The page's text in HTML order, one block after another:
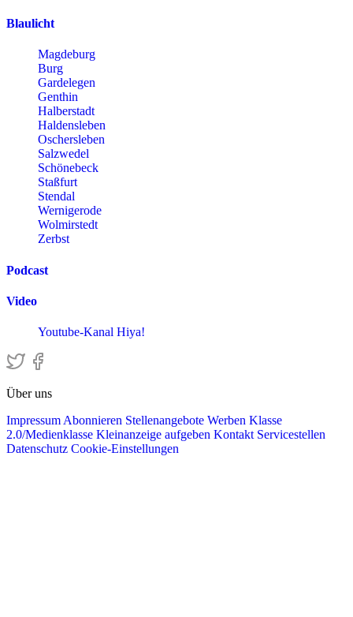
Blaulicht
Magdeburg
Burg
Gardelegen
Genthin
Halberstadt
Haldensleben
Oschersleben
Salzwedel
Schönebeck
Staßfurt
Stendal
Wernigerode
Wolmirstedt
Zerbst
Podcast
Video
Youtube-Kanal Hiya!
Über uns
Impressum Abonnieren Stellenangebote Werben Klasse
2.0/Medienklasse Kleinanzeige aufgeben Kontakt Servicestellen
Datenschutz Cookie-Einstellungen